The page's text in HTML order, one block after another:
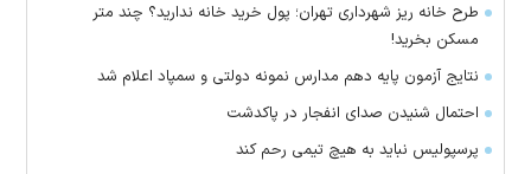
طرح خانه ریز شهرداری تهران؛ پول خرید خانه ندارید؟ چند متر
مسکن بخرید!
نتایج آزمون پایه دهم مدارس نمونه دولتی و سمپاد اعلام شد
احتمال شنیدن صدای انفجار در پاکدشت
پرسپولیس نباید به هیچ تیمی رحم کند